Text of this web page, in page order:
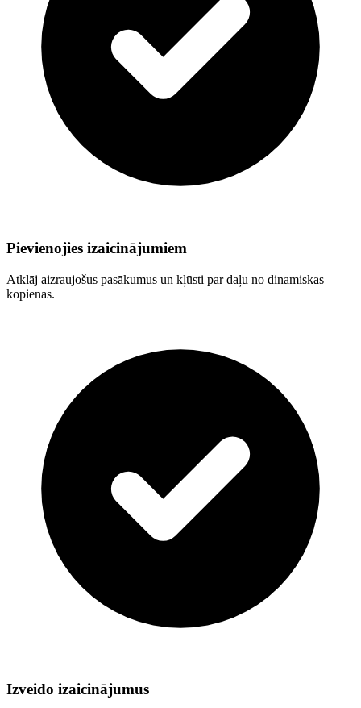
Pievienojies izaicinājumiem
Atklāj aizraujošus pasākumus un kļūsti par daļu no dinamiskas
kopienas.
Izveido izaicinājumus